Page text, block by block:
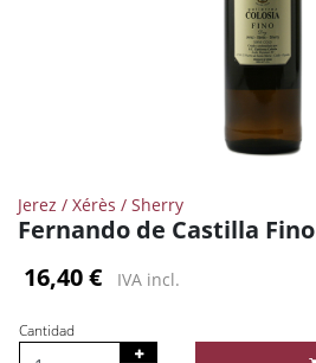
Jerez / Xérès / Sherry
Fernando de Castilla Fino
16,40 €
IVA incl.
Cantidad